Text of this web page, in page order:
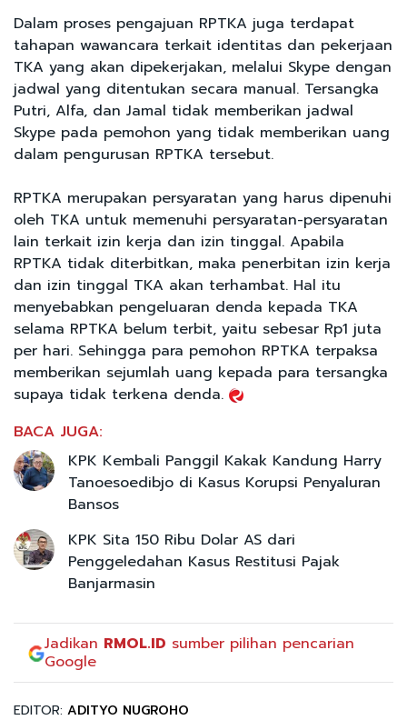
Dalam proses pengajuan RPTKA juga terdapat
tahapan wawancara terkait identitas dan pekerjaan
TKA yang akan dipekerjakan, melalui Skype dengan
jadwal yang ditentukan secara manual. Tersangka
Putri, Alfa, dan Jamal tidak memberikan jadwal
Skype pada pemohon yang tidak memberikan uang
dalam pengurusan RPTKA tersebut.
RPTKA merupakan persyaratan yang harus dipenuhi
oleh TKA untuk memenuhi persyaratan-persyaratan
lain terkait izin kerja dan izin tinggal. Apabila
RPTKA tidak diterbitkan, maka penerbitan izin kerja
dan izin tinggal TKA akan terhambat. Hal itu
menyebabkan pengeluaran denda kepada TKA
selama RPTKA belum terbit, yaitu sebesar Rp1 juta
per hari. Sehingga para pemohon RPTKA terpaksa
memberikan sejumlah uang kepada para tersangka
supaya tidak terkena denda.
BACA JUGA:
KPK Kembali Panggil Kakak Kandung Harry
Tanoesoedibjo di Kasus Korupsi Penyaluran
Bansos
KPK Sita 150 Ribu Dolar AS dari
Penggeledahan Kasus Restitusi Pajak
Banjarmasin
Jadikan RMOL.ID sumber pilihan pencarian
Google
EDITOR: ADITYO NUGROHO